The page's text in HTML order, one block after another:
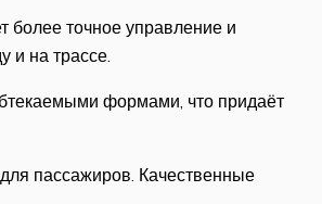
более точное управление и
и на трассе.
формами, что придаёт
пассажиров. Качественные